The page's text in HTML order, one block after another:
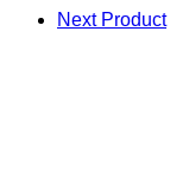
Next Product